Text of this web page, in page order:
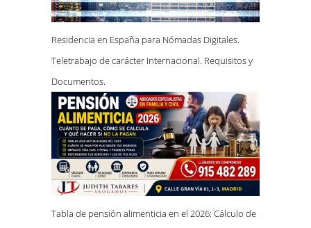
Residencia en España para Nómadas Digitales.
Teletrabajo de carácter Internacional. Requisitos y
Documentos.
Tabla de pensión alimenticia en el 2026: Cálculo de